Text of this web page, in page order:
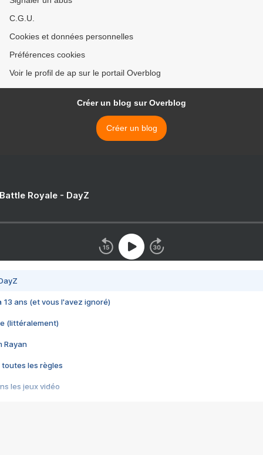
C.G.U.
Cookies et données personnelles
Préférences cookies
Voir le profil de ap sur le portail Overblog
Créer un blog sur Overblog
Créer un blog
Royale - DayZ
13 ans (et vous l'avez ignoré)
(littéralement)
Rayan
toutes les règles
les jeux vidéo